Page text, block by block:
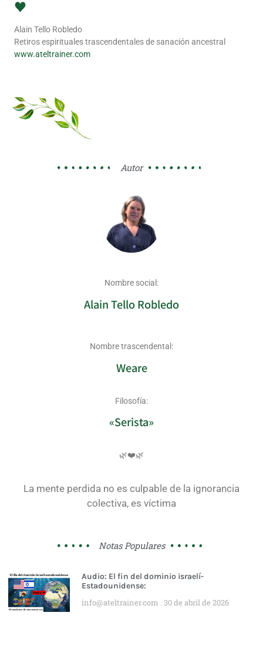
♥
Alain Tello Robledo
Retiros espirituales trascendentales de sanación ancestral
www.ateltrainer.com
Autor
Nombre social:
Alain Tello Robledo
Nombre trascendental:
Weare
Filosofía:
«Serista»
🌿❤️🌿
La mente perdida no es culpable de la ignorancia
colectiva, es víctima
Notas Populares
Audio: El fin del dominio israelí-
Estadounidense:
info@ateltrainer.com 30 de abril de 2026